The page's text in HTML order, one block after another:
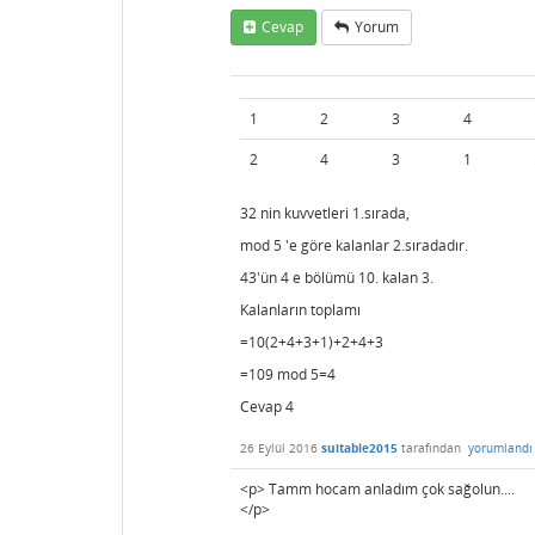
Cevap Yorum
1 2 3 4
2
4 3 1
32 nin kuvvetleri 1.sırada,
mod 5 'e göre kalanlar 2.sıradadır.
43'ün 4 e bölümü 10. kalan 3.
Kalanların toplamı
=10(2+4+3+1)+2+4+3
=109 mod 5=4
Cevap 4
26 Eylül 2016 suitable2015 tarafından yorumlandı
<p> Tamm hocam anladım çok sağolun....
</p>